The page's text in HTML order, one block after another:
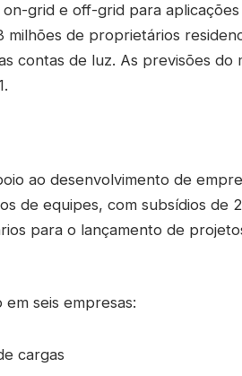
grid e off-grid para aplicações
milhões de proprietários
contas de luz. As previsões do
ao desenvolvimento de
de equipes, com subsídios de
para o lançamento de
seis empresas:
cargas